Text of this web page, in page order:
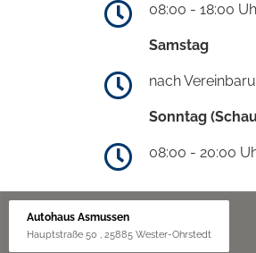
08:00 - 18:00
Samstag
nach
Sonntag
08:00 - 20:00
Autohaus Asmussen
Hauptstraße 50 , 25885 Wester-Ohrstedt